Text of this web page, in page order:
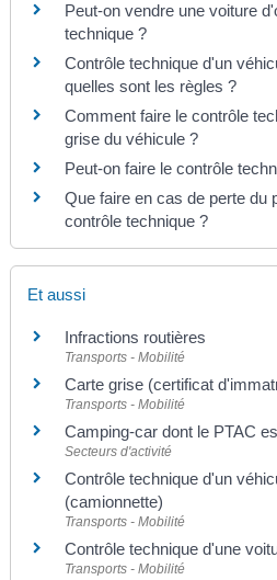
Peut-on vendre une voiture
technique ?
Contrôle technique d'un
quelles sont les règles ?
Comment faire le contrôle
grise du véhicule ?
Peut-on faire le contrôle
Que faire en cas de perte du
contrôle technique ?
Et aussi
Infractions routières
Transports - Mobilité
Carte grise (certificat
Transports - Mobilité
Camping-car dont le PTAC
Secteurs d'activité
Contrôle technique d'un
(camionnette)
Transports - Mobilité
Contrôle technique d'une
Transports - Mobilité